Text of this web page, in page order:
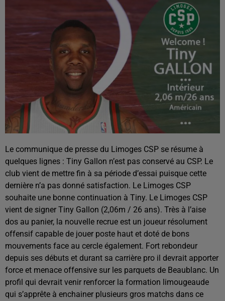
Le communique de presse du Limoges CSP se résume à
quelques lignes : Tiny Gallon n’est pas conservé au CSP. Le
club vient de mettre fin à sa période d’essai puisque cette
dernière n’a pas donné satisfaction. Le Limoges CSP
souhaite une bonne continuation à Tiny. Le Limoges CSP
vient de signer Tiny Gallon (2,06m / 26 ans). Très à l’aise
dos au panier, la nouvelle recrue est un joueur résolument
offensif capable de jouer poste haut et doté de bons
mouvements face au cercle également. Fort rebondeur
depuis ses débuts et durant sa carrière pro il devrait apporter
force et menace offensive sur les parquets de Beaublanc. Un
profil qui devrait venir renforcer la formation limougeaude
qui s’apprête à enchainer plusieurs gros matchs dans ce